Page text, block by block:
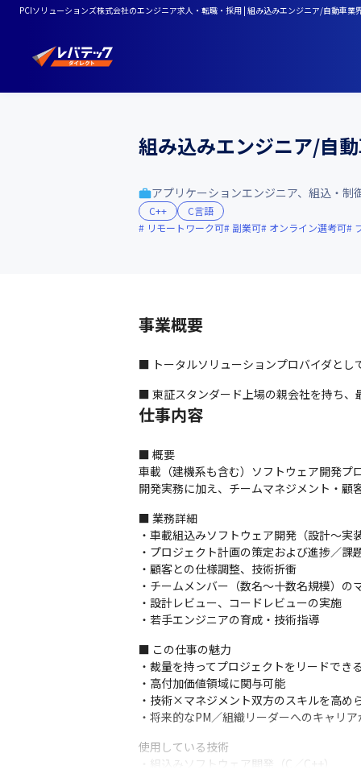
PCIソリューションズ株式会社のエンジニア求人・転職・採用 | 組み込みエンジニア/自動車
組み込みエンジニア/自
アプリケーションエンジニア、組込・制
C++
C言語
リモートワーク可
副業可 オンライン選考可
事業概要
■ トータルソリューションプロバイダとし
■ 東証スタンダード上場の親会社を持ち
仕事内容
■ 概要
車載（建機系も含む）ソフトウェア開発プ
開発実務に加え、チームマネジメント・
■ 業務詳細
・車載組込みソフトウェア開発（設計〜実
・プロジェクト計画の策定および進捗／課
・顧客との仕様調整、技術折衝
・チームメンバー（数名〜十数名規模）の
・設計レビュー、コードレビューの実施
・若手エンジニアの育成・技術指導
■ この仕事の魅力
・裁量を持ってプロジェクトをリードできる
・高付加価値領域に関与可能
・技術×マネジメント双方のスキルを高め
・将来的なPM／組織リーダーへのキャリ
使用している技術
・組込みソフトウェア開発（C／C++）